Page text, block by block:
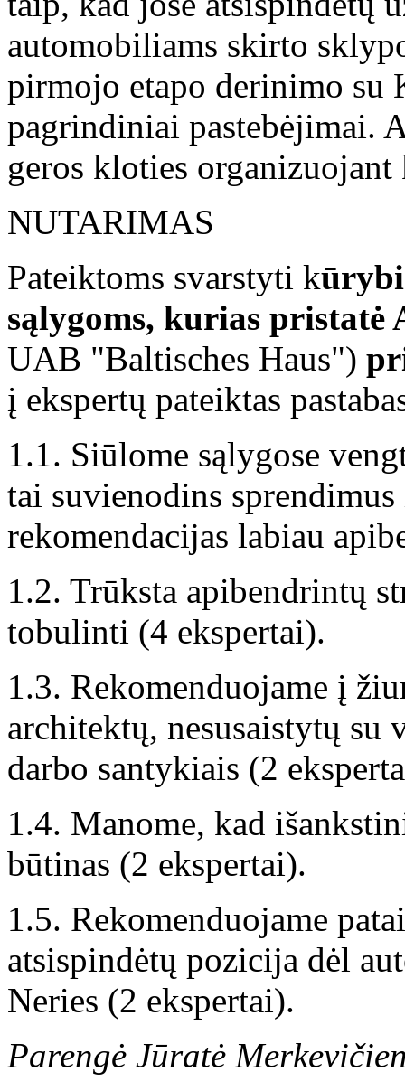
automobiliams skirto
pirmojo etapo derinimo
pagrindiniai pastebėjimai.
geros kloties
NUTARIMAS
Pateiktoms svarstyti k
sąlygoms, kurias pristatė
UAB "Baltisches Haus")
į ekspertų pateiktas
1.1. Siūlome sąlygose
tai suvienodins
rekomendacijas labiau
1.2. Trūksta apibendrintų
tobulinti (4 ekspertai).
1.3. Rekomenduojame į
architektų, nesusaistytų
darbo santykiais (2
1.4. Manome, kad
būtinas (2 ekspertai).
1.5. Rekomenduojame
atsispindėtų pozicija dėl
Neries (2 ekspertai).
Parengė Jūratė